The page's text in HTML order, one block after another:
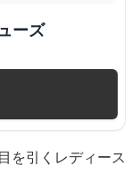
ーズ
を引くレディース